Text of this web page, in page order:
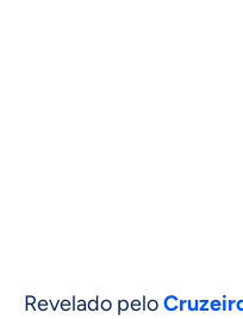
Revelado pelo